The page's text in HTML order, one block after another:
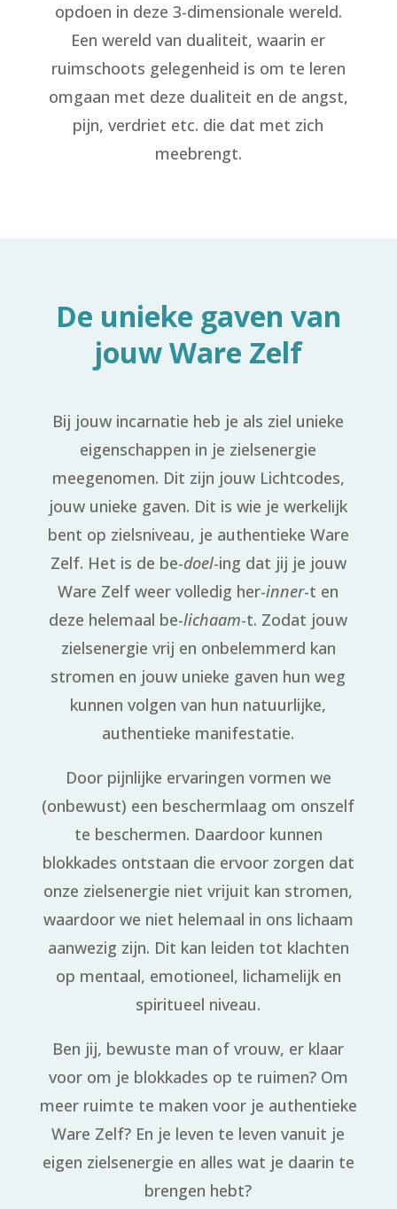
opdoen in deze 3-dimensionale wereld.
Een wereld van dualiteit, waarin er
ruimschoots gelegenheid is om te leren
omgaan met deze dualiteit en de angst,
pijn, verdriet etc. die dat met zich
meebrengt.
De unieke gaven van
jouw Ware Zelf
Bij jouw incarnatie heb je als ziel unieke
eigenschappen in je zielsenergie
meegenomen. Dit zijn jouw Lichtcodes,
jouw unieke gaven. Dit is wie je werkelijk
bent op zielsniveau, je authentieke Ware
Zelf. Het is de be-doel-ing dat jij je jouw
Ware Zelf weer volledig her-inner-t en
deze helemaal be-lichaam-t. Zodat jouw
zielsenergie vrij en onbelemmerd kan
stromen en jouw unieke gaven hun weg
kunnen volgen van hun natuurlijke,
authentieke manifestatie.
Door pijnlijke ervaringen vormen we
(onbewust) een beschermlaag om onszelf
te beschermen. Daardoor kunnen
blokkades ontstaan die ervoor zorgen dat
onze zielsenergie niet vrijuit kan stromen,
waardoor we niet helemaal in ons lichaam
aanwezig zijn. Dit kan leiden tot klachten
op mentaal, emotioneel, lichamelijk en
spiritueel niveau.
Ben jij, bewuste man of vrouw, er klaar
voor om je blokkades op te ruimen? Om
meer ruimte te maken voor je authentieke
Ware Zelf? En je leven te leven vanuit je
eigen zielsenergie en alles wat je daarin te
brengen hebt?